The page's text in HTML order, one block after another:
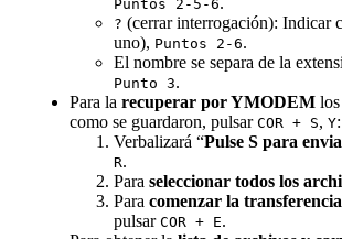
Puntos 2-5-6
? (cerrar interrogación): Indicar
uno), Puntos 2-6.
El nombre se separa de la
Punto 3.
Para la recuperar por YMODEM
como se guardaron, pulsar COR + S, Y:
Verbalizará “Pulse S para
R.
Para seleccionar todos los
Para comenzar la transferencia
pulsar COR + E.